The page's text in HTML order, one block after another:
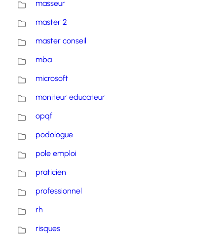
masseur
master 2
master conseil
mba
microsoft
moniteur educateur
opqf
podologue
pole emploi
praticien
professionnel
rh
risques